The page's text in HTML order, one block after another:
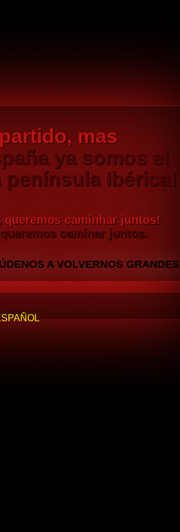
mas
ya somos el
Ibérica!
queremos caminhar juntos!
caminar juntos.
A VOLVERNOS GRANDES